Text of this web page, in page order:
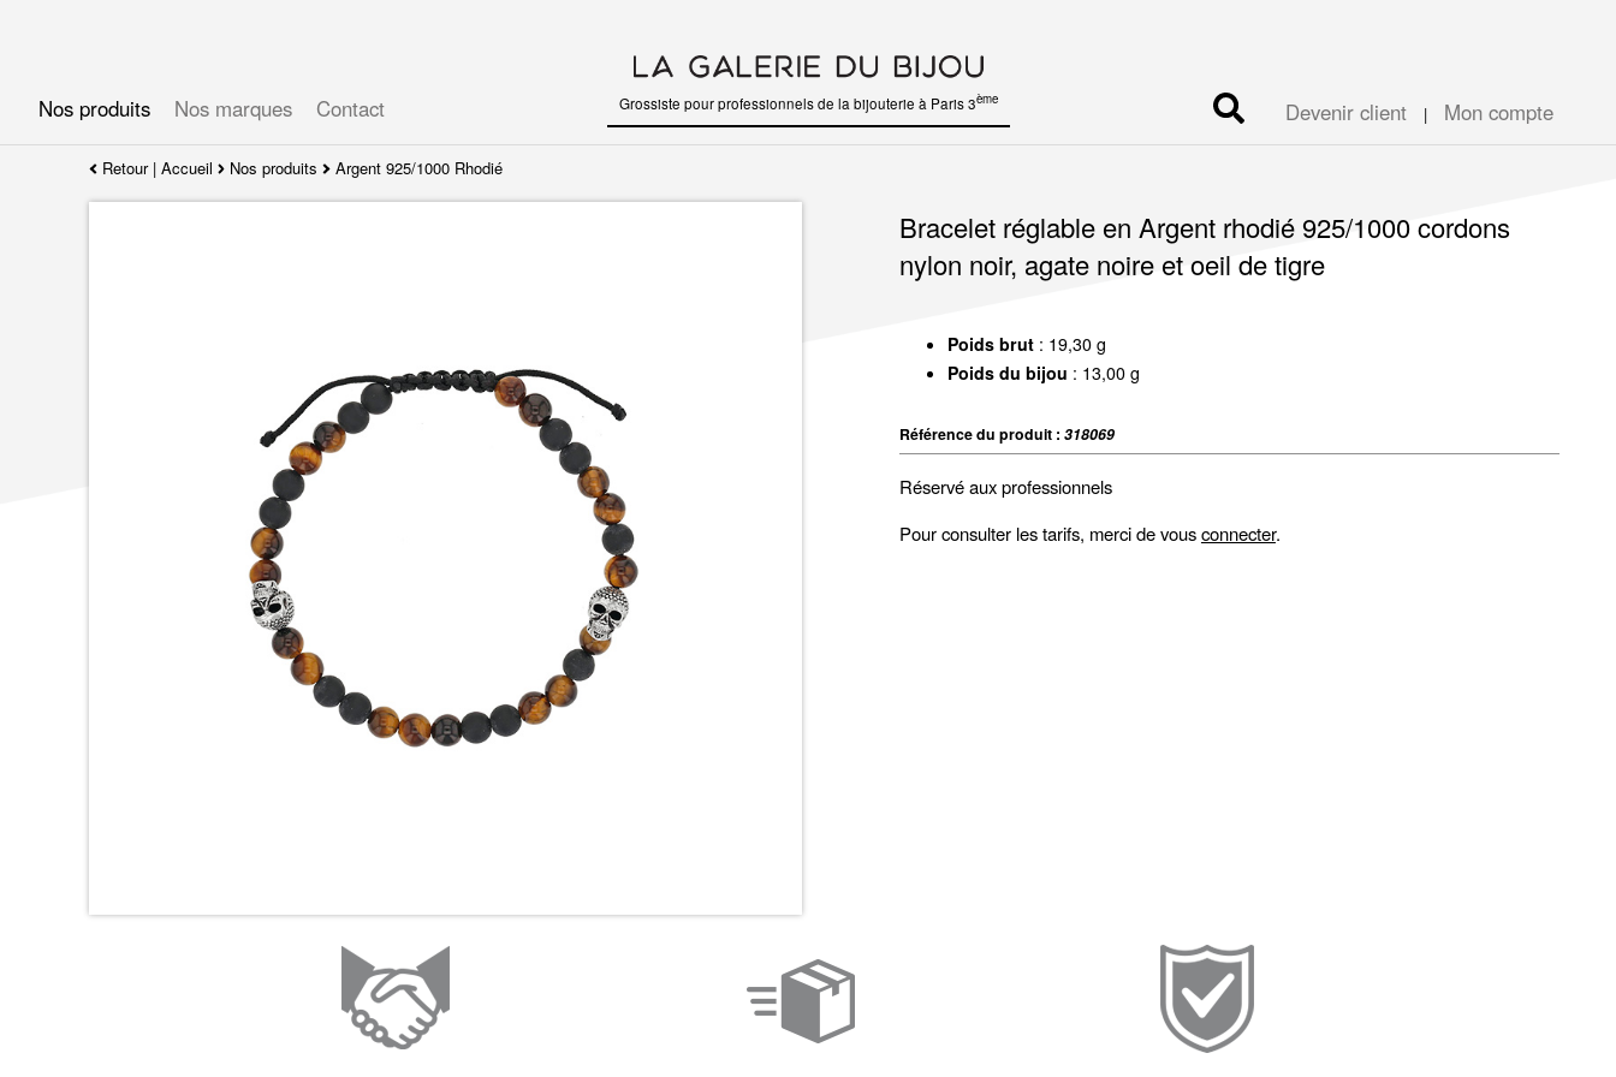
Nos produits Nos marques Contact Devenir client | Mon compte
Grossiste pour professionnels de la bijouterie à Paris 3ème
Retour| Accueil Nos produits Argent 925/1000 Rhodié
Bracelet réglable en Argent rhodié 925/1000 cordons
nylon noir, agate noire et oeil de tigre
Poids brut: 19,30 g
Poids du bijou : 13,00 g
Référence du produit : 318069
Réservé aux professionnels
Pour consulter les tarifs, merci de vousconnecter.